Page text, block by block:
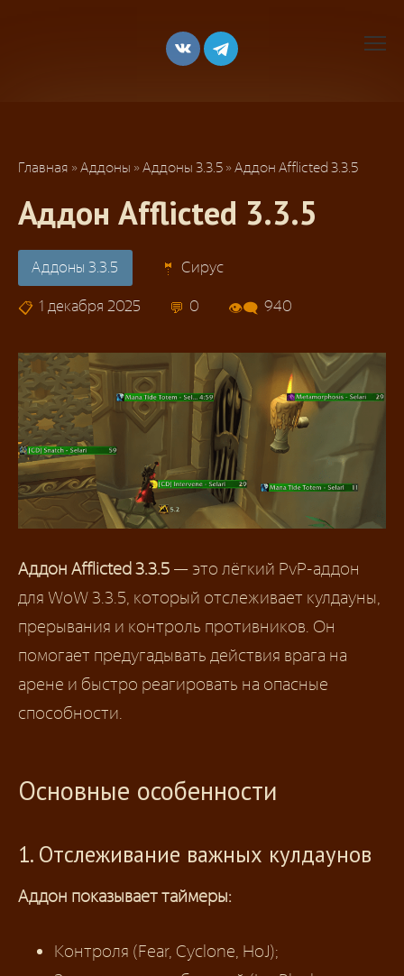
Главная »Аддоны »Аддоны 3.3.5 »Аддон Afflicted 3.3.5
Аддон Afflicted 3.3.5
Аддоны 3.3.5 Сирус
1 декабря 2025 0 940
Аддон Afflicted 3.3.5 — это лёгкий PvP-аддон
для WoW 3.3.5, который отслеживает кулдауны,
прерывания и контроль противников. Он
помогает предугадывать действия врага на
арене и быстро реагировать на опасные
способности.
Основные особенности
1. Отслеживание важных кулдаунов
Аддон показывает таймеры:
Контроля (Fear, Cyclone, HoJ);